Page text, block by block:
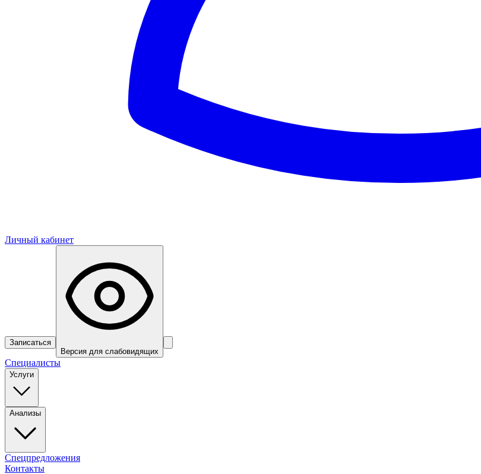
Личный кабинет
Записаться
Версия для слабовидящих
Специалисты
Услуги
Анализы
Спецпредложения
Контакты